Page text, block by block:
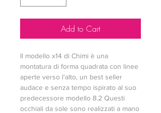
Add to Cart
Il modello x14 di Chimi è una
montatura di forma quadrata con linee
aperte verso l'alto, un best seller
audace e senza tempo ispirato al suo
predecessore modello 8.2 Questi
occhiali da sole sono realizzati a mano